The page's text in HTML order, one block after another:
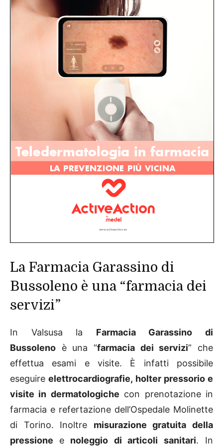
La Farmacia Garassino di
Bussoleno è una “farmacia dei
servizi”
In Valsusa la Farmacia Garassino di
Bussoleno è una “farmacia dei servizi” che
effettua esami e visite. È infatti possibile
eseguireelettrocardiografie, holter pressorio e
visite in dermatologiche con prenotazione in
farmacia e refertazione dell’Ospedale Molinette
di Torino. Inoltre misurazione gratuita della
pressione enoleggio di articoli sanitari. In